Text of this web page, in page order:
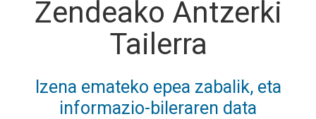
Zendeako Antzerki
Tailerra
Izena emateko epea zabalik, eta
informazio-bileraren data